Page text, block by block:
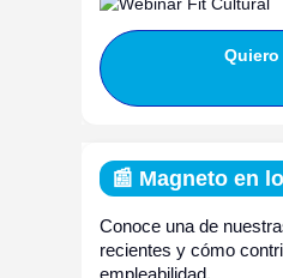
📰 Magneto en
Conoce una de
recientes y cómo
empleabilidad.